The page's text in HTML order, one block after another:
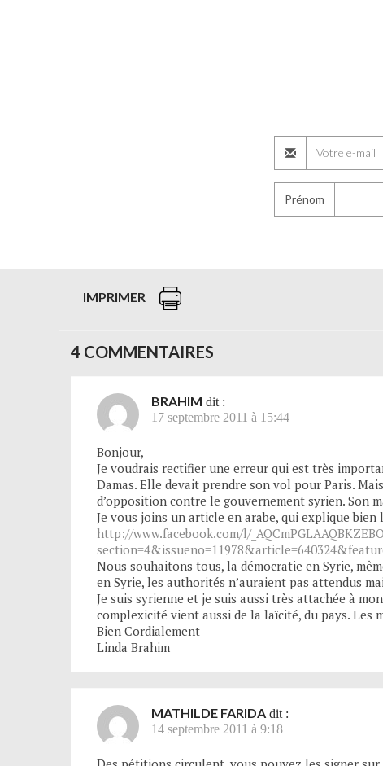
Prénom
IMPRIMER
4 COMMENTAIRES
BRAHIM dit :
17 septembre 2011 à 15:44
Bonjour,
Je voudrais rectifier une erreur qui est très
Damas. Elle devait prendre son vol pour Paris.
d’opposition contre le gouvernement syrien. Son
Je vous joins un article en arabe, qui explique
http://www.facebook.com/l/
Nous souhaitons tous, la démocratie en Syrie,
en Syrie, les authorités n’auraient pas attendus
Je suis syrienne et je suis aussi très attachée à
complexicité vient aussi de la laïcité, du pays. Les
Bien Cordialement
Linda Brahim
MATHILDE FARIDA dit :
14 septembre 2011 à 9:18